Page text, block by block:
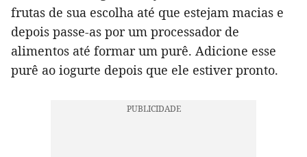
frutas de sua escolha até que estejam macias e
depois passe-as por um processador de
alimentos até formar um purê. Adicione esse
purê ao iogurte depois que ele estiver pronto.